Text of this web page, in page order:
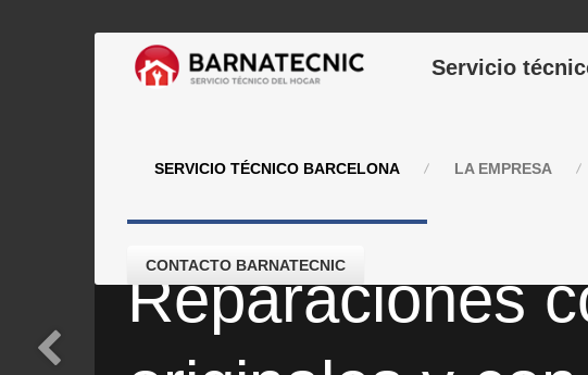
Servicio
SERVICIO TÉCNICO BARCELONA LAEMPRESA
CONTACTO BARNATECNIC
Reparaciones